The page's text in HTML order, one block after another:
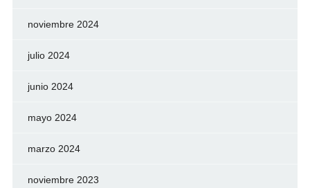
noviembre 2024
julio 2024
junio 2024
mayo 2024
marzo 2024
noviembre 2023